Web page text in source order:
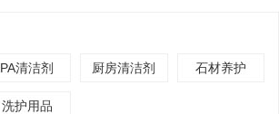
PA清洁剂 厨房清洁剂 石材养护
洗护用品